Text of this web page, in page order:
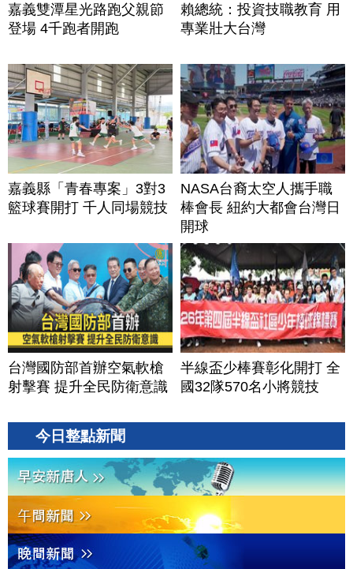
嘉義雙潭星光路跑父親節
登場 4千跑者開跑
賴總統：投資技職教育 用
專業壯大台灣
嘉義縣「青春專案」3對3
籃球賽開打 千人同場競技
NASA台裔太空人攜手職
棒會長 紐約大都會台灣日
開球
台灣國防部首辦空氣軟槍
射擊賽 提升全民防衛意識
半線盃少棒賽彰化開打 全
國32隊570名小將競技
今日整點新聞